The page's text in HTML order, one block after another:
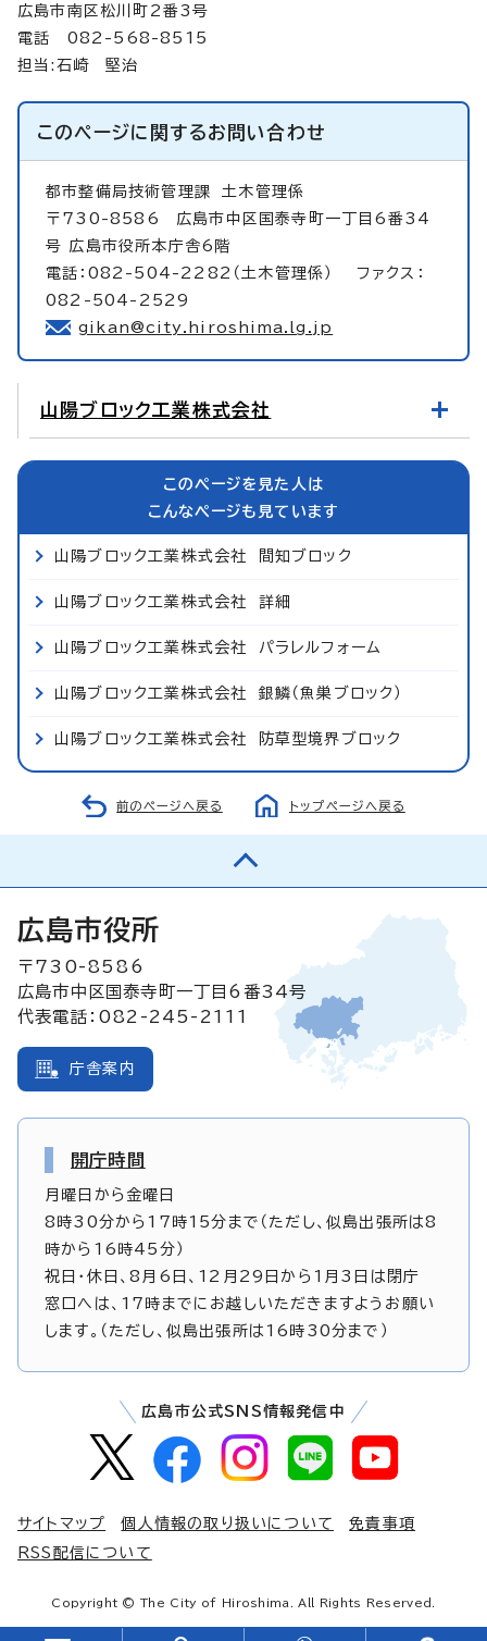
広島市南区松川町2番3号
電話 082-568-8515
担当:石崎 堅治
このページに関するお問い合わせ
都市整備局技術管理課土木管理係
〒730-8586 広島市中区国泰寺町一丁目6番34
号 広島市役所本庁舎6階
電話：082-504-2282（土木管理係） ファクス：
082-504-2529
gikan@city.hiroshima.lg.jp
山陽ブロック工業株式会社
このページを見た人は
こんなページも見ています
山陽ブロック工業株式会社 間知ブロック
山陽ブロック工業株式会社 詳細
山陽ブロック工業株式会社 パラレルフォーム
山陽ブロック工業株式会社 銀鱗（魚巣ブロック）
山陽ブロック工業株式会社 防草型境界ブロック
前のページへ戻る トップページへ戻る
広島市役所
〒730-8586
広島市中区国泰寺町一丁目6番34号
代表電話：082-245-2111
庁舎案内
開庁時間
月曜日から金曜日
8時30分から17時15分まで（ただし、似島出張所は8
時から16時45分）
祝日・休日、8月6日、12月29日から1月3日は閉庁
窓口へは、17時までにお越しいただきますようお願い
します。（ただし、似島出張所は16時30分まで）
広島市公式SNS情報発信中
サイトマップ 個人情報の取り扱いについて
免責事項
RSS配信について
Copyright © The City of Hiroshima. All Rights Reserved.